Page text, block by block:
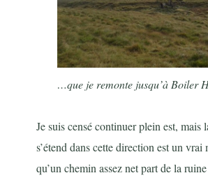
…que je remonte jusqu’à Boiler
Je suis censé continuer plein est, mais
s’étend dans cette direction est un vrai
qu’un chemin assez net part de la